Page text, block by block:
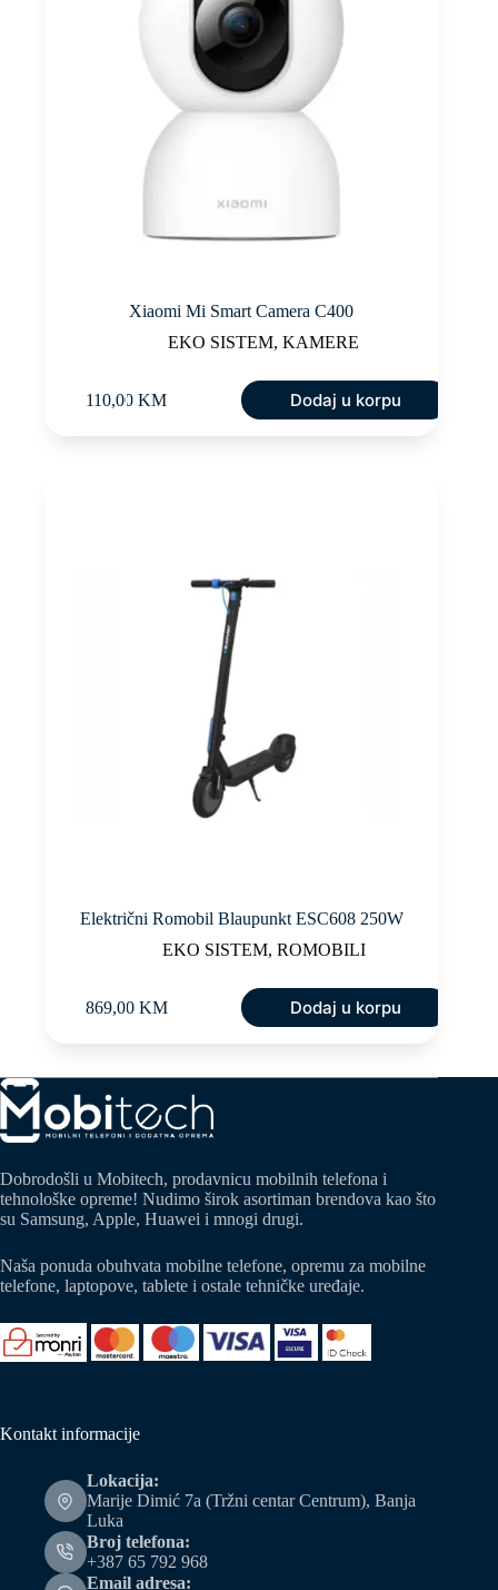
Xiaomi Mi Smart Camera C400
EKO SISTEM,KAMERE
110,00KM Dodaj u korpu
Električni Romobil Blaupunkt ESC608 250W
EKO SISTEM, ROMOBILI
869,00 KM Dodaj u korpu
Dobrodošli u Mobitech, prodavnicu mobilnih telefona i
tehnološke opreme! Nudimo širok asortiman brendova kao što
su Samsung, Apple, Huawei i mnogi drugi.
Naša ponuda obuhvata mobilne telefone, opremu za mobilne
telefone, laptopove, tablete i ostale tehničke uređaje.
Kontakt informacije
Lokacija:
Marije Dimić 7a (Tržni centar Centrum), Banja
Luka
Broj telefona:
+387 65 792 968
Email adresa: